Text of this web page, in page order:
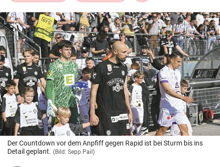
bookmark
search
Suchbegriff
eingeben
© Krone Multimedia GmbH & Co KG 2026
Muthgasse 2, 1190 Wien
Der Countdown vor dem Anpfiff gegen Rapid ist bei Sturm bis ins
Detail geplant. (Bild: Sepp Pail)